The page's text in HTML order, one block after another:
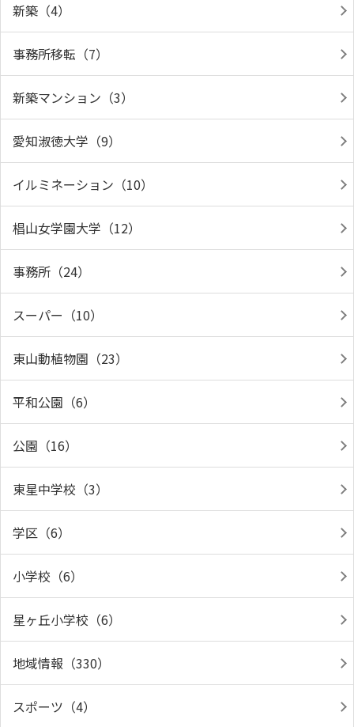
新築（4）
事務所移転（7）
新築マンション（3）
愛知淑徳大学（9）
イルミネーション（10）
椙山女学園大学（12）
事務所（24）
スーパー（10）
東山動植物園（23）
平和公園（6）
公園（16）
東星中学校（3）
学区（6）
小学校（6）
星ヶ丘小学校（6）
地域情報（330）
スポーツ（4）